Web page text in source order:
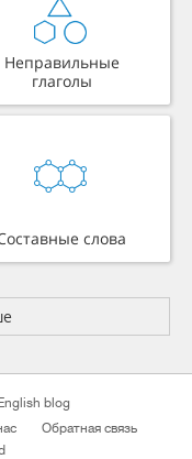
Неправильные
глаголы
слова
English blog
Обратная связь